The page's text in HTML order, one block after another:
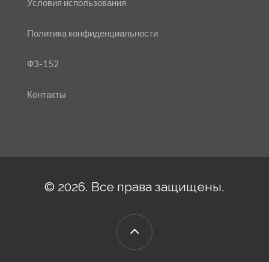
Условия использования
Политика конфиденциальности
ФЗ-152
Контакты
© 2026. Все права защищены.